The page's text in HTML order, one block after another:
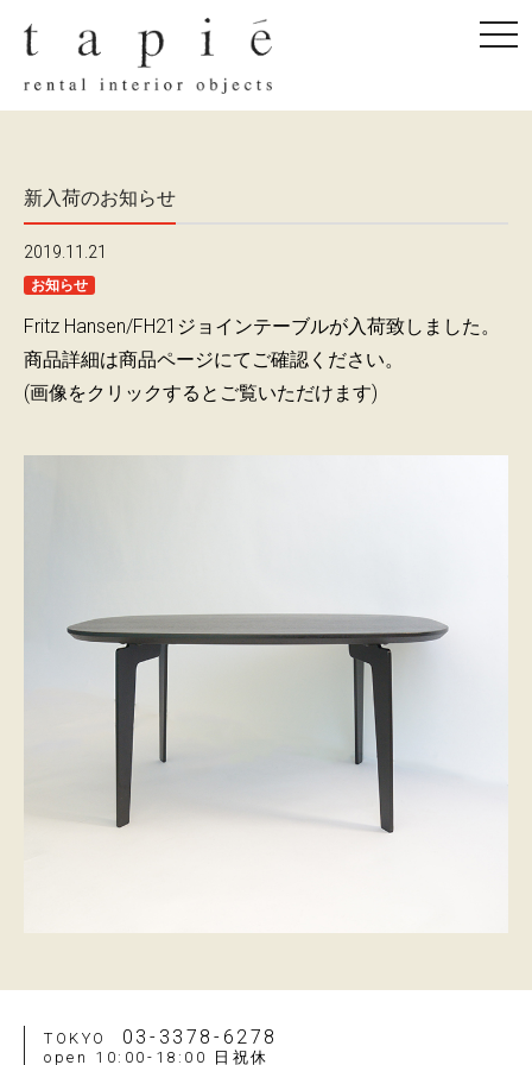
新入荷のお知らせ
2019.11.21
お知らせ
Fritz Hansen/FH21ジョインテーブルが入荷致しました。
商品詳細は商品ページにてご確認ください。
(画像をクリックするとご覧いただけます)
TOKYO 03-3378-6278
open 10:00-18:00 日祝休